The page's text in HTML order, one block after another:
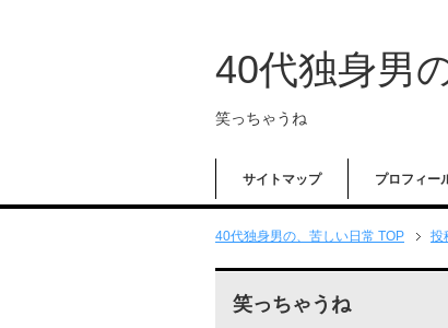
40代独身男
笑っちゃうね
サイトマップ プロフィー
40代独身男の、苦しい日常 TOP 投
笑っちゃうね